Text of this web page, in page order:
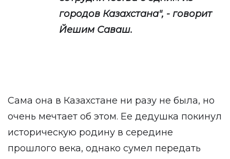
городов Казахстана", - говорит
Йешим Саваш.
Сама она в Казахстане ни разу не была, но
очень мечтает об этом. Ее дедушка покинул
историческую родину в середине
прошлого века, однако сумел передать